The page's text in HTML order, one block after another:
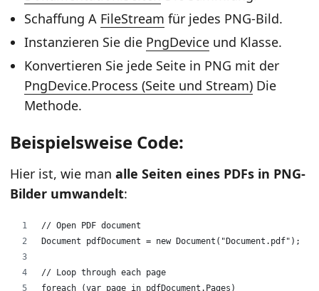
Schaffung A FileStream für jedes PNG-Bild.
Instanzieren Sie die PngDevice und Klasse.
Konvertieren Sie jede Seite in PNG mit der
PngDevice.Process (Seite und Stream) Die
Methode.
Beispielsweise Code:
Hier ist, wie man alle Seiten eines PDFs in PNG-
Bilder umwandelt:
// Open PDF document
Document pdfDocument = new Document("Document.pdf");
// Loop through each page
foreach (var page in pdfDocument.Pages)